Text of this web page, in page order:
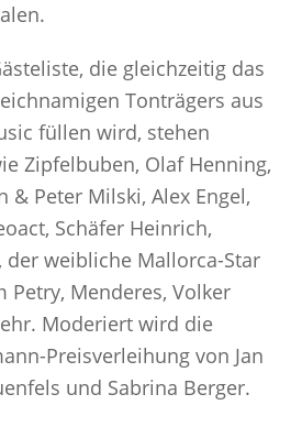
die gleichzeitig das
Tonträgers aus
füllen wird, stehen
Zipfelbuben, Olaf Henning,
& Peter Milski, Alex Engel,
Schäfer Heinrich,
der weibliche Mallorca-Star
Petry, Menderes, Volker
Moderiert wird die
Preisverleihung von Jan
und Sabrina Berger.